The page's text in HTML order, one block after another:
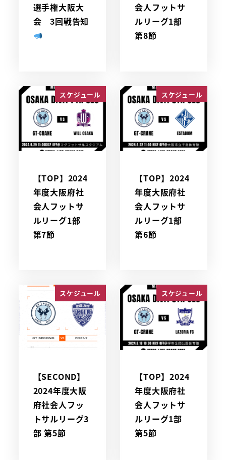
選手権大阪大
会 3回戦告知
会人フットサ
ルリーグ1部
第8節
スケジュール
【TOP】2024
年度大阪府社
会人フットサ
ルリーグ1部
第7節
スケジュール
【TOP】2024
年度大阪府社
会人フットサ
ルリーグ1部
第6節
スケジュール
【SECOND】
2024年度大阪
府社会人フッ
トサルリーグ3
部 第5節
スケジュール
【TOP】2024
年度大阪府社
会人フットサ
ルリーグ1部
第5節